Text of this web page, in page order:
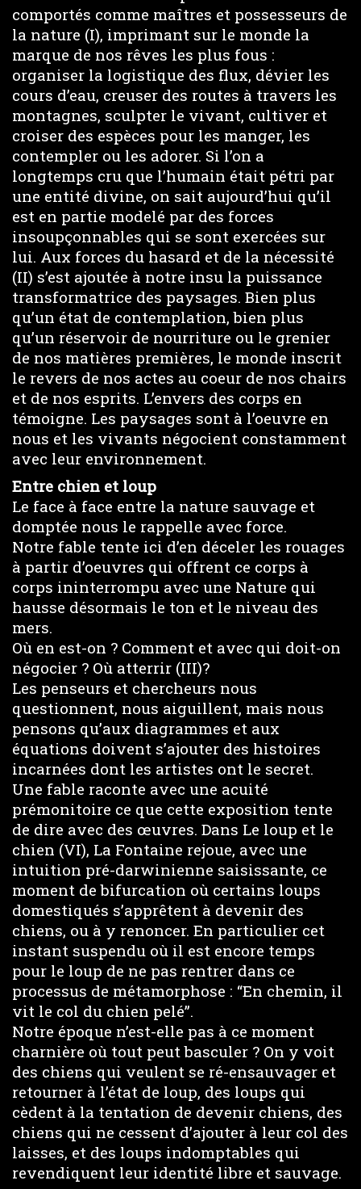
comportés comme maîtres et possesseurs de
la nature (I), imprimant sur le monde la
marque de nos rêves les plus fous :
organiser la logistique des flux, dévier les
cours d’eau, creuser des routes à travers les
montagnes, sculpter le vivant, cultiver et
croiser des espèces pour les manger, les
contempler ou les adorer. Si l’on a
longtemps cru que l’humain était pétri par
une entité divine, on sait aujourd’hui qu’il
est en partie modelé par des forces
insoupçonnables qui se sont exercées sur
lui. Aux forces du hasard et de la nécessité
(II) s’est ajoutée à notre insu la puissance
transformatrice des paysages. Bien plus
qu’un état de contemplation, bien plus
qu’un réservoir de nourriture ou le grenier
de nos matières premières, le monde inscrit
le revers de nos actes au coeur de nos chairs
et de nos esprits. L’envers des corps en
témoigne. Les paysages sont à l’oeuvre en
nous et les vivants négocient constamment
avec leur environnement.
Entre chien et loup
Le face à face entre la nature sauvage et
domptée nous le rappelle avec force.
Notre fable tente ici d’en déceler les rouages
à partir d’oeuvres qui offrent ce corps à
corps ininterrompu avec une Nature qui
hausse désormais le ton et le niveau des
mers.
Où en est-on ? Comment et avec qui doit-on
négocier ? Où atterrir (III)?
Les penseurs et chercheurs nous
questionnent, nous aiguillent, mais nous
pensons qu’aux diagrammes et aux
équations doivent s’ajouter des histoires
incarnées dont les artistes ont le secret.
Une fable raconte avec une acuité
prémonitoire ce que cette exposition tente
de dire avec des œuvres. Dans Le loup et le
chien (VI), La Fontaine rejoue, avec une
intuition pré-darwinienne saisissante, ce
moment de bifurcation où certains loups
domestiqués s’apprêtent à devenir des
chiens, ou à y renoncer. En particulier cet
instant suspendu où il est encore temps
pour le loup de ne pas rentrer dans ce
processus de métamorphose : “En chemin, il
vit le col du chien pelé”.
Notre époque n’est-elle pas à ce moment
charnière où tout peut basculer ? On y voit
des chiens qui veulent se ré-ensauvager et
retourner à l’état de loup, des loups qui
cèdent à la tentation de devenir chiens, des
chiens qui ne cessent d’ajouter à leur col des
laisses, et des loups indomptables qui
revendiquent leur identité libre et sauvage.